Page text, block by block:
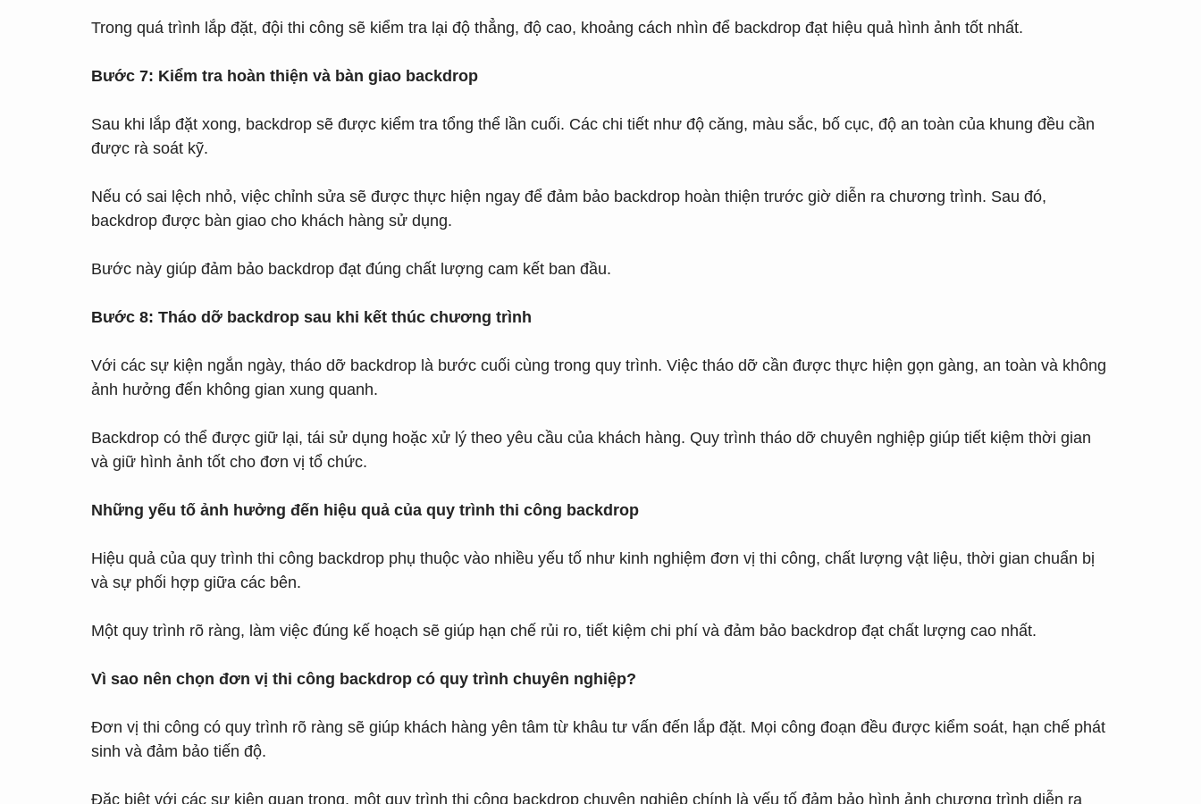
Trong quá trình lắp đặt, đội thi công sẽ kiểm tra lại độ thẳng, độ cao, khoảng cách nhìn để backdrop đạt hiệu quả hình ảnh tốt nhất.
Bước 7: Kiểm tra hoàn thiện và bàn giao backdrop
Sau khi lắp đặt xong, backdrop sẽ được kiểm tra tổng thể lần cuối. Các chi tiết như độ căng, màu sắc, bố cục, độ an toàn của khung đều cần
được rà soát kỹ.
Nếu có sai lệch nhỏ, việc chỉnh sửa sẽ được thực hiện ngay để đảm bảo backdrop hoàn thiện trước giờ diễn ra chương trình. Sau đó,
backdrop được bàn giao cho khách hàng sử dụng.
Bước này giúp đảm bảo backdrop đạt đúng chất lượng cam kết ban đầu.
Bước 8: Tháo dỡ backdrop sau khi kết thúc chương trình
Với các sự kiện ngắn ngày, tháo dỡ backdrop là bước cuối cùng trong quy trình. Việc tháo dỡ cần được thực hiện gọn gàng, an toàn và không
ảnh hưởng đến không gian xung quanh.
Backdrop có thể được giữ lại, tái sử dụng hoặc xử lý theo yêu cầu của khách hàng. Quy trình tháo dỡ chuyên nghiệp giúp tiết kiệm thời gian
và giữ hình ảnh tốt cho đơn vị tổ chức.
Những yếu tố ảnh hưởng đến hiệu quả của quy trình thi công backdrop
Hiệu quả của quy trình thi công backdrop phụ thuộc vào nhiều yếu tố như kinh nghiệm đơn vị thi công, chất lượng vật liệu, thời gian chuẩn bị
và sự phối hợp giữa các bên.
Một quy trình rõ ràng, làm việc đúng kế hoạch sẽ giúp hạn chế rủi ro, tiết kiệm chi phí và đảm bảo backdrop đạt chất lượng cao nhất.
Vì sao nên chọn đơn vị thi công backdrop có quy trình chuyên nghiệp?
Đơn vị thi công có quy trình rõ ràng sẽ giúp khách hàng yên tâm từ khâu tư vấn đến lắp đặt. Mọi công đoạn đều được kiểm soát, hạn chế phát
sinh và đảm bảo tiến độ.
Đặc biệt với các sự kiện quan trọng, một quy trình thi công backdrop chuyên nghiệp chính là yếu tố đảm bảo hình ảnh chương trình diễn ra